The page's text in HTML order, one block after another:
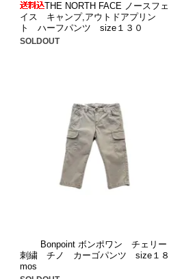
THE NORTH FACE ノースフェ
イス キャンプ,アウトドアプリン
ト ハーフパンツ size１３０
SOLDOUT
Bonpoint ボンポワン チェリー
刺繍 チノ カーゴパンツ size１８
mos